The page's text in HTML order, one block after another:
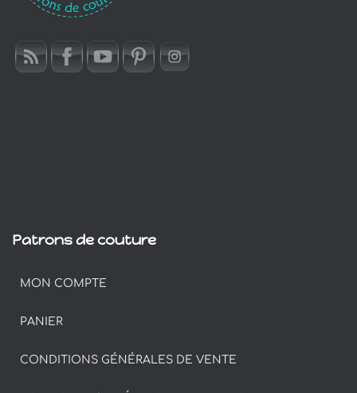
Patrons de couture
MON COMPTE
PANIER
CONDITIONS GÉNÉRALES DE VENTE